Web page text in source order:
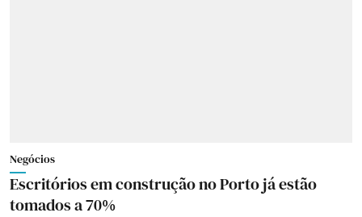
Negócios
Escritórios em construção no Porto já estão
tomados a 70%